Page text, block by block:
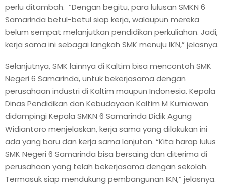
perlu ditambah. “Dengan begitu, para lulusan SMKN 6
Samarinda betul-betul siap kerja, walaupun mereka
belum sempat melanjutkan pendidikan perkuliahan. Jadi,
kerja sama ini sebagai langkah SMK menuju IKN,” jelasnya.
Selanjutnya, SMK lainnya di Kaltim bisa mencontoh SMK
Negeri 6 Samarinda, untuk bekerjasama dengan
perusahaan industri di Kaltim maupun Indonesia. Kepala
Dinas Pendidikan dan Kebudayaan Kaltim M Kurniawan
didampingi Kepala SMKN 6 Samarinda Didik Agung
Widiantoro menjelaskan, kerja sama yang dilakukan ini
ada yang baru dan kerja sama lanjutan. “Kita harap lulus
SMK Negeri 6 Samarinda bisa bersaing dan diterima di
perusahaan yang telah bekerjasama dengan sekolah.
Termasuk siap mendukung pembangunan IKN,” jelasnya.